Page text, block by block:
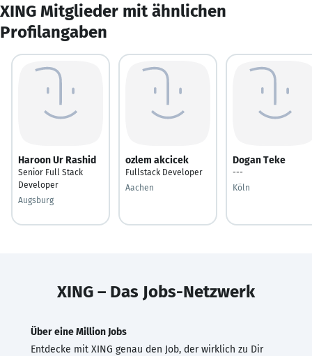
XING Mitglieder mit ähnlichen
Profilangaben
Haroon Ur Rashid
Senior Full Stack
Developer
Augsburg
ozlem akcicek
Fullstack Developer
Aachen
Dogan Teke
---
Köln
XING – Das Jobs-Netzwerk
Über eine Million Jobs
Entdecke mit XING genau den Job, der wirklich zu Dir